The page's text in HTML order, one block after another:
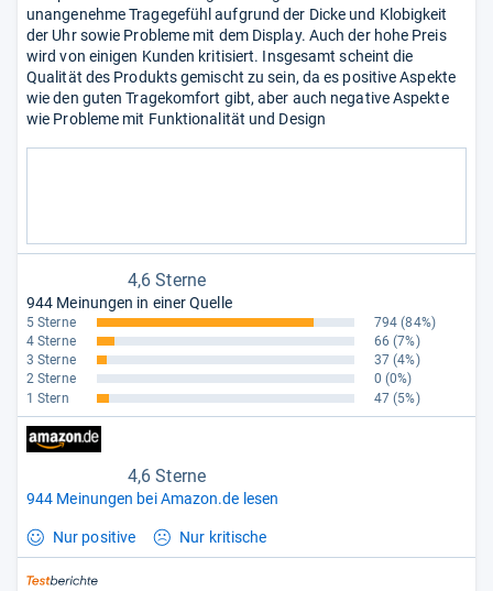
unangenehme Tragegefühl aufgrund der Dicke und Klobigkeit
der Uhr sowie Probleme mit dem Display. Auch der hohe Preis
wird von einigen Kunden kritisiert. Insgesamt scheint die
Qualität des Produkts gemischt zu sein, da es positive Aspekte
wie den guten Tragekomfort gibt, aber auch negative Aspekte
wie Probleme mit Funktionalität und Design
4,6 Sterne
944 Meinungen in einer Quelle
5 Sterne 794 (84%)
4 Sterne
66 (7%)
3 Sterne
37 (4%)
2 Sterne
0 (0%)
1 Stern
47 (5%)
4,6 Sterne
944 Meinungen bei Amazon.de lesen
Nur positive Nur kritische